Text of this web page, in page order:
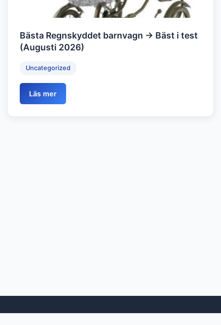
Bästa Regnskyddet barnvagn → Bäst i test
(Augusti 2026)
Uncategorized
Läs mer